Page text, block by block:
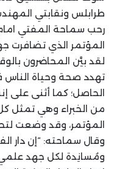
طرابلس ونقابتي
رحب سماحة المفتي امام
المؤتمر الذي تضافرت
لقد بيَّن المحاضرون
تهدد صحة وحياة الناس
الحاصل؛ كما أثنى على
من الخبراء وهي تمثل
المؤتمر، وقد وضعت
وقال سماحته: “إن دار
ومُسانِدة لكل جهد